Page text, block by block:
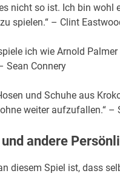
nicht so ist. Ich bin wohl
spielen.“ – Clint
ich wie Arnold
Sean Connery
und Schuhe aus
weiter aufzufallen.“ –
andere
diesem Spiel ist, dass